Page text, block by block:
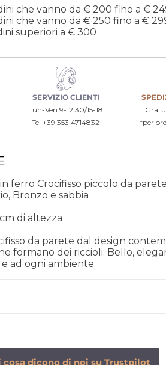
che vanno da € 200 fino a €
che vanno da € 250 fino a €
superiori a € 300
SERVIZIO CLIENTI
Lun-Ven 9-12.30/15-18
Tel +39 353 4714832
*per
ferro Crocifisso piccolo da
Bronzo e sabbia
di altezza
da parete dal design
formano dei riccioli. Bello,
ad ogni ambiente
cosa dicono di noi su Trustpilot